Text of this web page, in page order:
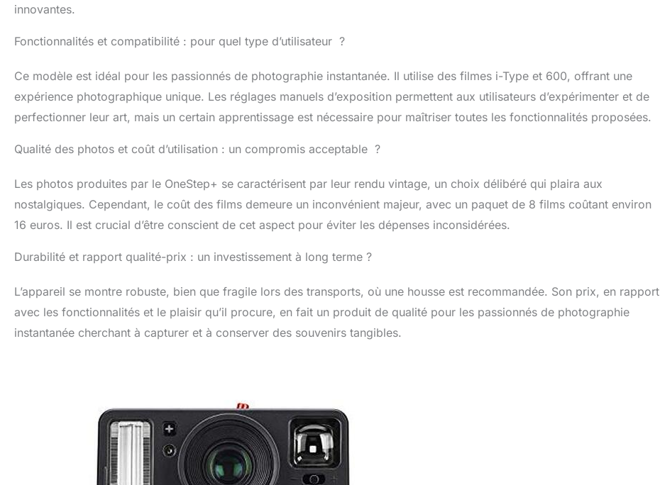
innovantes.
Fonctionnalités et compatibilité : pour quel type d’utilisateur ?
Ce modèle est idéal pour les passionnés de photographie instantanée. Il utilise des filmes i-Type et 600, offrant une
expérience photographique unique. Les réglages manuels d’exposition permettent aux utilisateurs d’expérimenter et de
perfectionner leur art, mais un certain apprentissage est nécessaire pour maîtriser toutes les fonctionnalités proposées.
Qualité des photos et coût d’utilisation : un compromis acceptable ?
Les photos produites par le OneStep+ se caractérisent par leur rendu vintage, un choix délibéré qui plaira aux
nostalgiques. Cependant, le coût des films demeure un inconvénient majeur, avec un paquet de 8 films coûtant environ
16 euros. Il est crucial d’être conscient de cet aspect pour éviter les dépenses inconsidérées.
Durabilité et rapport qualité-prix : un investissement à long terme ?
L’appareil se montre robuste, bien que fragile lors des transports, où une housse est recommandée. Son prix, en rapport
avec les fonctionnalités et le plaisir qu’il procure, en fait un produit de qualité pour les passionnés de photographie
instantanée cherchant à capturer et à conserver des souvenirs tangibles.